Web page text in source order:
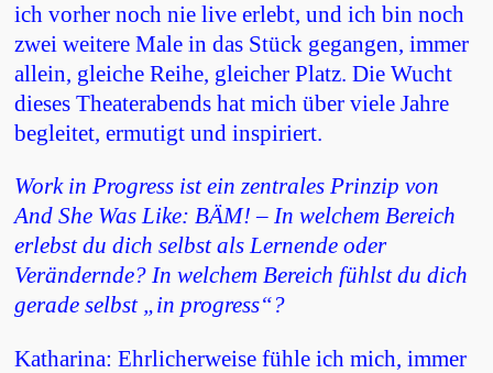
ich vorher noch nie live erlebt, und ich bin noch
zwei weitere Male in das Stück gegangen, immer
allein, gleiche Reihe, gleicher Platz. Die Wucht
dieses Theaterabends hat mich über viele Jahre
begleitet, ermutigt und inspiriert.
Work in Progress ist ein zentrales Prinzip von
And She Was Like: BÄM! – In welchem Bereich
erlebst du dich selbst als Lernende oder
Verändernde? In welchem Bereich fühlst du dich
gerade selbst „in progress“?
Katharina: Ehrlicherweise fühle ich mich, immer